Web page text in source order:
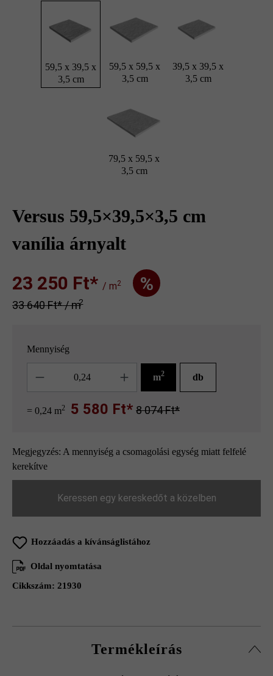
59,5 x 39,5 x
3,5 cm
59,5 x 59,5 x
3,5 cm
39,5 x 39,5 x
3,5 cm
79,5 x 59,5 x
3,5 cm
Versus 59,5×39,5×3,5 cm
vanília árnyalt
23 250 Ft‎‎‎* / m2 %
33 640 Ft‎‎‎* / m2
Mennyiség
m2 db
= 0,24 m2 5 580 Ft* 8 074 Ft*
Megjegyzés: A mennyiség a csomagolási egység miatt felfelé
kerekítve
Keressen egy kereskedőt a közelben
Hozzáadás a kívánságlistához
Oldal nyomtatása
Cikkszám: 21930
Termékleírás